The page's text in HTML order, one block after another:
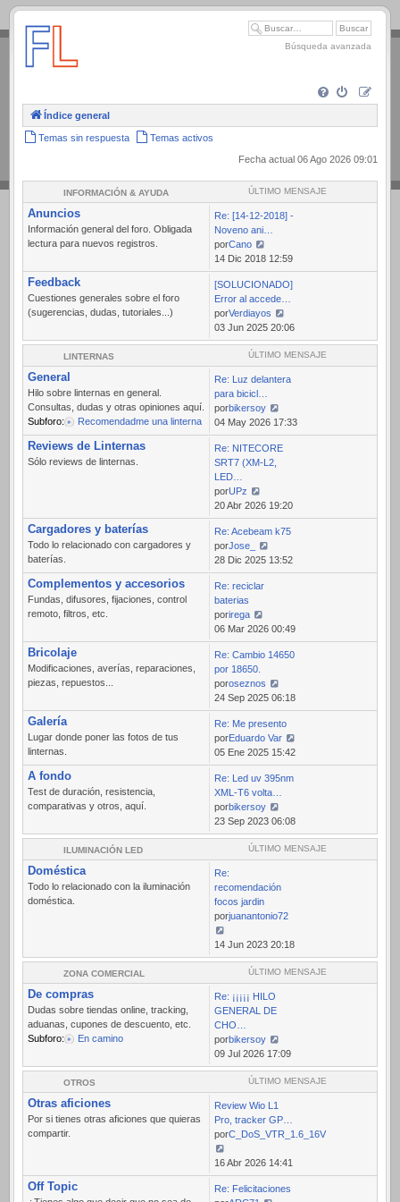
.
Búsqueda avanzada
Índice general
Temas sin respuesta
Temas activos
Fecha actual 06 Ago 2026 09:01
INFORMACIÓN & AYUDA ÚLTIMO MENSAJE
Anuncios
Información general del foro. Obligada
lectura para nuevos registros.
Re: [14-12-2018] -
Noveno ani…
porCano
Ver
último
mensaje
14 Dic 2018 12:59
Feedback
Cuestiones generales sobre el foro
(sugerencias, dudas, tutoriales...)
[SOLUCIONADO]
Error al accede…
porVerdiayos
Ver
último
mensaje
03 Jun 2025 20:06
LINTERNAS ÚLTIMO MENSAJE
General
Hilo sobre linternas en general.
Consultas, dudas y otras opiniones aquí.
Subforo:
Recomendadme una linterna
Re: Luz delantera
para bicicl…
porbikersoy
Ver
último
mensaje
04 May 2026 17:33
Reviews de Linternas
Sólo reviews de linternas.
Re: NITECORE
SRT7 (XM-L2,
LED…
porUPz
Ver
último
mensaje
20 Abr 2026 19:20
Cargadores y baterías
Todo lo relacionado con cargadores y
baterías.
Re: Acebeam k75
porJose_
Ver
último
mensaje
28 Dic 2025 13:52
Complementos y accesorios
Fundas, difusores, fijaciones, control
remoto, filtros, etc.
Re: reciclar
baterias
porirega
Ver
último
mensaje
06 Mar 2026 00:49
Bricolaje
Modificaciones, averías, reparaciones,
piezas, repuestos...
Re: Cambio 14650
por 18650.
poroseznos
Ver
último
mensaje
24 Sep 2025 06:18
Galería
Lugar donde poner las fotos de tus
linternas.
Re: Me presento
porEduardo Var
Ver
último
mensaje
05 Ene 2025 15:42
A fondo
Test de duración, resistencia,
comparativas y otros, aquí.
Re: Led uv 395nm
XML-T6 volta…
porbikersoy
Ver
último
mensaje
23 Sep 2023 06:08
ILUMINACIÓN LED ÚLTIMO MENSAJE
Doméstica
Todo lo relacionado con la iluminación
doméstica.
Re:
recomendación
focos jardin
porjuanantonio72
Ver
último
mensaje
14 Jun 2023 20:18
ZONA COMERCIAL ÚLTIMO MENSAJE
De compras
Dudas sobre tiendas online, tracking,
aduanas, cupones de descuento, etc.
Subforo:
En camino
Re: ¡¡¡¡¡ HILO
GENERAL DE
CHO…
porbikersoy
Ver
último
mensaje
09 Jul 2026 17:09
OTROS ÚLTIMO MENSAJE
Otras aficiones
Por si tienes otras aficiones que quieras
compartir.
Review Wio L1
Pro, tracker GP…
porC_DoS_VTR_1.6_16V
Ver
último
mensaje
16 Abr 2026 14:41
Off Topic
Re: Felicitaciones